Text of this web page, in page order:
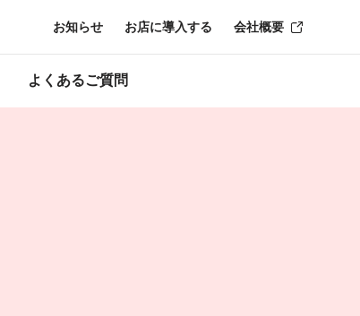
よくあるご質問
お知らせ お店に導入する 会社概要